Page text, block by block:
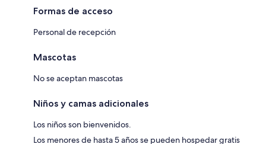
Formas de acceso
Personal de recepción
Mascotas
No se aceptan mascotas
Niños y camas adicionales
Los niños son bienvenidos.
Los menores de hasta 5 años se pueden hospedar gratis